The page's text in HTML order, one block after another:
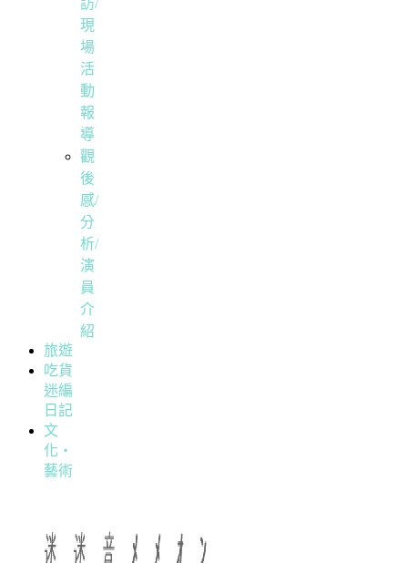
訪/
現
場
活
動
報
導
觀
後
感/
分
析/
演
員
介
紹
旅遊
吃貨
迷編
日記
文
化・
藝術